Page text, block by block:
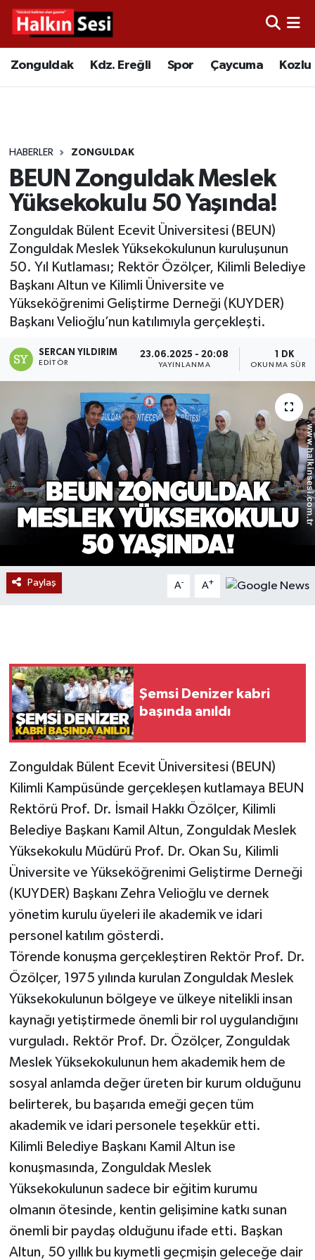
Zonguldak Kdz. Ereğli Spor Çaycuma Kozlu
HABERLER ZONGULDAK
BEUN Zonguldak Meslek
Yüksekokulu 50 Yaşında!
Zonguldak Bülent Ecevit Üniversitesi (BEUN)
Zonguldak Meslek Yüksekokulunun kuruluşunun
50. Yıl Kutlaması; Rektör Özölçer, Kilimli Belediye
Başkanı Altun ve Kilimli Üniversite ve
Yükseköğrenimi Geliştirme Derneği (KUYDER)
Başkanı Velioğlu’nun katılımıyla gerçekleşti.
SERCAN YILDIRIM
EDITÖR
23.06.2025 - 20:08
YAYINLANMA
1 DK
OKUNMA
Paylaş A- A+
Şemsi Denizer kabri
başında anıldı
Zonguldak Bülent Ecevit Üniversitesi (BEUN)
Kilimli Kampüsünde gerçekleşen kutlamaya BEUN
Rektörü Prof. Dr. İsmail Hakkı Özölçer, Kilimli
Belediye Başkanı Kamil Altun, Zonguldak Meslek
Yüksekokulu Müdürü Prof. Dr. Okan Su, Kilimli
Üniversite ve Yükseköğrenimi Geliştirme Derneği
(KUYDER) Başkanı Zehra Velioğlu ve dernek
yönetim kurulu üyeleri ile akademik ve idari
personel katılım gösterdi.
Törende konuşma gerçekleştiren Rektör Prof. Dr.
Özölçer, 1975 yılında kurulan Zonguldak Meslek
Yüksekokulunun bölgeye ve ülkeye nitelikli insan
kaynağı yetiştirmede önemli bir rol uygulandığını
vurguladı. Rektör Prof. Dr. Özölçer, Zonguldak
Meslek Yüksekokulunun hem akademik hem de
sosyal anlamda değer üreten bir kurum olduğunu
belirterek, bu başarıda emeği geçen tüm
akademik ve idari personele teşekkür etti.
Kilimli Belediye Başkanı Kamil Altun ise
konuşmasında, Zonguldak Meslek
Yüksekokulunun sadece bir eğitim kurumu
olmanın ötesinde, kentin gelişimine katkı sunan
önemli bir paydaş olduğunu ifade etti. Başkan
Altun, 50 yıllık bu kıymetli geçmişin geleceğe dair
Video
Çaycuma
Alaplı
Asayiş
Bartın
Karabük
BİLİM VE TEKNOLOJİ
DUNYA
Düzce
Ekonomi
Gökçebey
GÜNDEM
İş ilanı
Kilimli
Kültür - Sanat
Politika
Resmi İlan
Röportaj
Sağlık
SİYASET
Spor
Yaşam
Merkez Hava Durumu
Tüm Manşetler
Son Dakika Haberleri
Haber Arşivi